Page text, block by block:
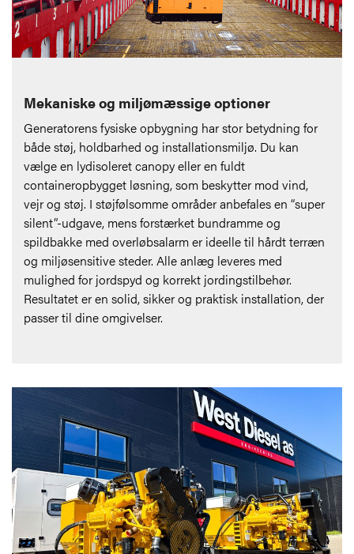
Mekaniske og miljømæssige optioner
Generatorens fysiske opbygning har stor betydning for
både støj, holdbarhed og installationsmiljø. Du kan
vælge en lydisoleret canopy eller en fuldt
containeropbygget løsning, som beskytter mod vind,
vejr og støj. I støjfølsomme områder anbefales en “super
silent”-udgave, mens forstærket bundramme og
spildbakke med overløbsalarm er ideelle til hårdt terræn
og miljøsensitive steder. Alle anlæg leveres med
mulighed for jordspyd og korrekt jordingstilbehør.
Resultatet er en solid, sikker og praktisk installation, der
passer til dine omgivelser.